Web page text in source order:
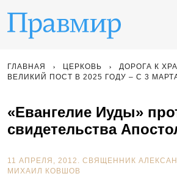
ГЛАВНАЯ ЦЕРКОВЬ ДОРОГА К
ВЕЛИКИЙ ПОСТ В 2025 ГОДУ – С 3
«Евангелие Иуды»
свидетельства
11 АПРЕЛЯ, 2012. СВЯЩЕННИК
МИХАИЛ КОВШОВ